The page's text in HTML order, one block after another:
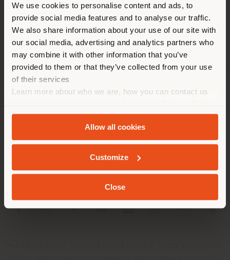
We use cookies to personalise content and ads, to
provide social media features and to analyse our traffic.
We also share information about your use of our site with
our social media, advertising and analytics partners who
may combine it with other information that you’ve
provided to them or that they’ve collected from your use
of their services
Learn more about who we are, how you can contact us
andCookie Policy.
Allow all cookies
Customize
Close
EINEN TERMIN ANFRAGEN
Sie browsen in einem anderen
Land als Ihrem Standort. Wir
empfehlen Ihnen, sich richtig
zu orientieren, um Einkäufe
tätigen zu können. (us)
GEOLOKALISIERT
UNTERNEHMEN
PRODUKTLINIEN
INFO & DIENSTLEISTUNGEN